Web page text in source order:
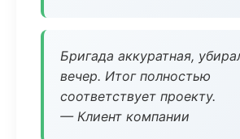
Бригада аккуратная,
вечер. Итог полностью
соответствует проекту.
— Клиент компании